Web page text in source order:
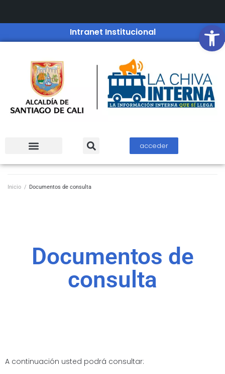
Intranet Institucional
acceder
Inicio / Documentos de consulta
Documentos de
consulta
A continuación usted podrá consultar: